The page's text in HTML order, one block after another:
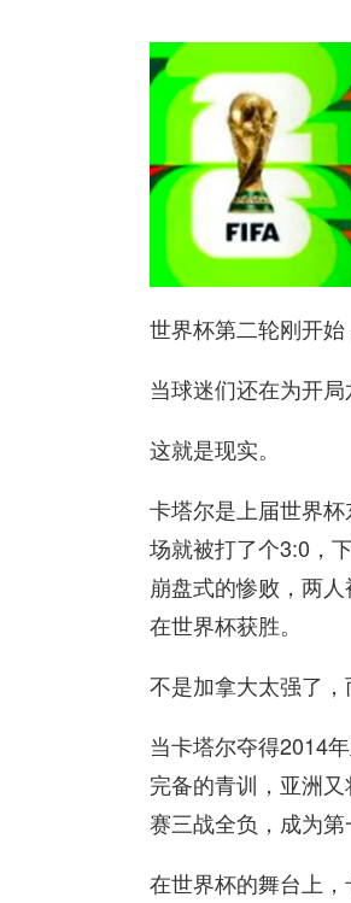
世界杯第二轮刚开始
当球迷们还在为开
这就是现实。
卡塔尔是上届世界
场就被打了个3:0，
崩盘式的惨败，两
在世界杯获胜。
不是加拿大太强了，
当卡塔尔夺得2014
完备的青训，亚洲
赛三战全负，成为第
在世界杯的舞台上